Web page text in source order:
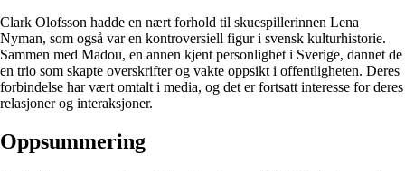
Clark Olofsson hadde en nært forhold til skuespillerinnen Lena
Nyman, som også var en kontroversiell figur i svensk kulturhistorie.
Sammen med Madou, en annen kjent personlighet i Sverige, dannet de
en trio som skapte overskrifter og vakte oppsikt i offentligheten. Deres
forbindelse har vært omtalt i media, og det er fortsatt interesse for deres
relasjoner og interaksjoner.
Oppsummering